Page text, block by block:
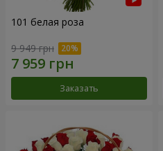
101 белая роза
9 949 грн
Заказать